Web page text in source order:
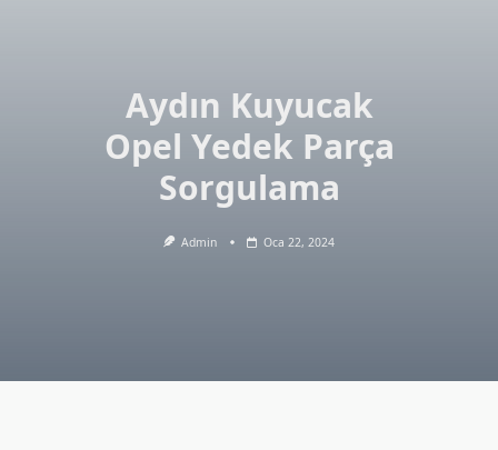
Aydın Kuyucak
Opel Yedek Parça
Sorgulama
Admin Oca 22, 2024